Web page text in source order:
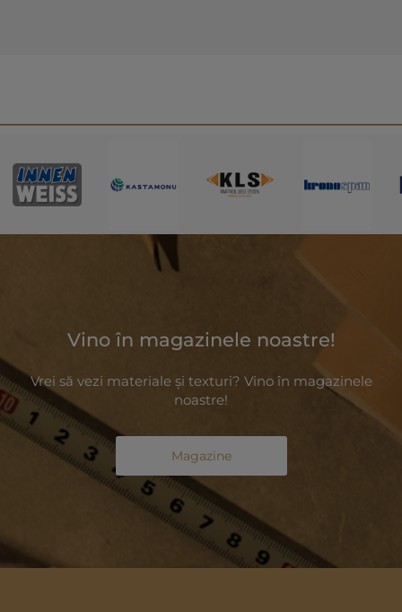
Vino în magazinele noastre!
Vrei să vezi materiale și texturi? Vino în magazinele
noastre!
Magazine